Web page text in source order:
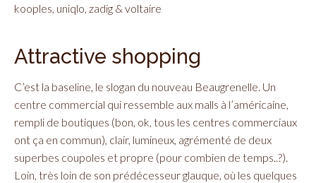
kooples uniqlo zadig & voltaire
Attractive shopping
C’est la baseline, le slogan du nouveau Beaugrenelle. Un
centre commercial qui ressemble aux malls à l’américaine,
rempli de boutiques (bon, ok, tous les centres commerciaux
ont ça en commun), clair, lumineux, agrémenté de deux
superbes coupoles et propre (pour combien de temps..?).
Loin, très loin de son prédécesseur glauque, où les quelques